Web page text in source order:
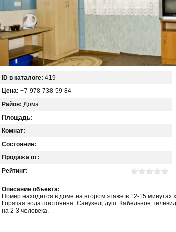
ID в каталоге: 419
Цена: +7-978-738-59-84
Район: Дома
Площадь:
Комнат:
Состояние:
Продажа от:
Рейтинг:
Описание объекта:
Номер находится в доме на втором этаже в 12-15
Горячая вода постоянна. Санузел, душ. Кабельное
на 2-3 человека.